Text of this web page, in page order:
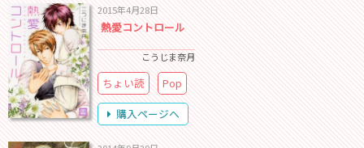
2015年4月28日
熱愛コントロール
こうじま奈月
ちょい読
Pop
購入ページへ